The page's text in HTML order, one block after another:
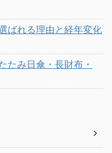
ばれる理由と経年変化
たみ日傘・長財布・